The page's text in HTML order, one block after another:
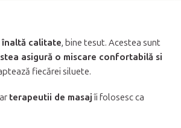
înaltă calitate, bine tesut. Acestea sunt
asigură o miscare confortabilă si
fiecărei siluete.
terapeutii de masajîi folosesc ca